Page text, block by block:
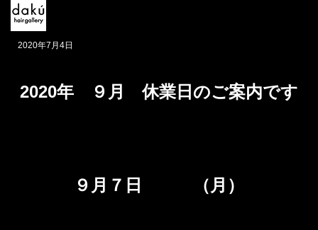
2020年7月4日
2020年 ９月 休業日のご案内です
９月７日 （月）